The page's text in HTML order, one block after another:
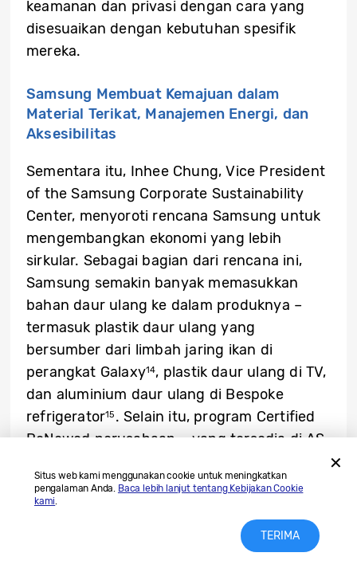
Situs web kami menggunakan cookie untuk meningkatkan
pengalaman Anda. Baca lebih lanjut tentang Kebijakan Cookie
kami.
TERIMA
keamanan dan privasi dengan cara yang
disesuaikan dengan kebutuhan spesifik
mereka.
Samsung Membuat Kemajuan dalam
Material Terikat, Manajemen Energi, dan
Aksesibilitas
Sementara itu, Inhee Chung, Vice President
of the Samsung Corporate Sustainability
Center, menyoroti rencana Samsung untuk
mengembangkan ekonomi yang lebih
sirkular. Sebagai bagian dari rencana ini,
Samsung semakin banyak memasukkan
bahan daur ulang ke dalam produknya –
termasuk plastik daur ulang yang
bersumber dari limbah jaring ikan di
perangkat Galaxy14, plastik daur ulang di TV,
dan aluminium daur ulang di Bespoke
refrigerator15 . Selain itu, program Certified
ReNewed perusahaan – yang tersedia di AS
menawarkan ponsel yangrefurbished
dengan harga terjangkau, sementara Galaxy
Upcycling memungkinkan konsumen untuk
menggunakan kembali atau menggunakan